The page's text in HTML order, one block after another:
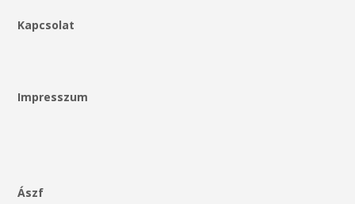
Kapcsolat
Impresszum
Ászf